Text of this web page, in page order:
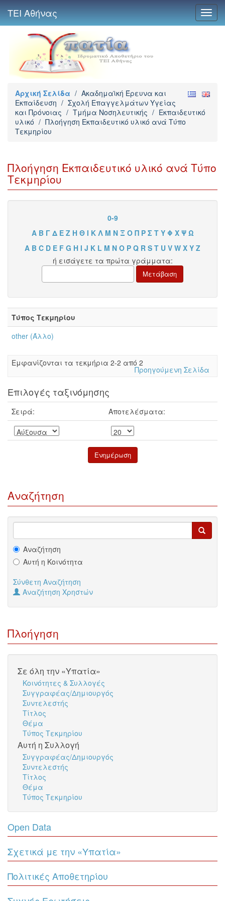
ΤΕΙ Αθήνας
Αρχική Σελίδα / Ακαδημαϊκή Έρευνα και
Εκπαίδευση / Σχολή Επαγγελμάτων Υγείας
και Πρόνοιας / Τμήμα Νοσηλευτικής / Εκπαιδευτικό
υλικό / Πλοήγηση Εκπαιδευτικό υλικό ανά Τύπο
Τεκμηρίου
Πλοήγηση Εκπαιδευτικό υλικό ανά Τύπο
Τεκμηρίου
0-9
Α Β Γ Δ Ε Ζ Η Θ Ι Κ Λ Μ Ν Ξ Ο Π Ρ Σ Τ Υ Φ Χ Ψ Ω
A B C D E F G H I J K L M N O P Q R S T U V W X Y Z
ή εισάγετε τα πρώτα γράμματα:
Τύπος Τεκμηρίου
other (Άλλο)
Eμφανίζονται τα τεκμήρια 2-2 από 2
Προηγούμενη Σελίδα
Επιλογές ταξινόμησης
Σειρά: Αποτελέσματα:
Αναζήτηση
Αναζήτηση
Αυτή η Κοινότητα
Σύνθετη Αναζήτηση
Αναζήτηση Χρηστών
Πλοήγηση
Σε όλη την «Υπατία»
Κοινότητες & Συλλογές
Συγγραφέας/Δημιουργός
Συντελεστής
Τίτλος
Θέμα
Τύπος Τεκμηρίου
Αυτή η Συλλογή
Συγγραφέας/Δημιουργός
Συντελεστής
Τίτλος
Θέμα
Τύπος Τεκμηρίου
Open Data
Σχετικά με την «Υπατία»
Πολιτικές Αποθετηρίου